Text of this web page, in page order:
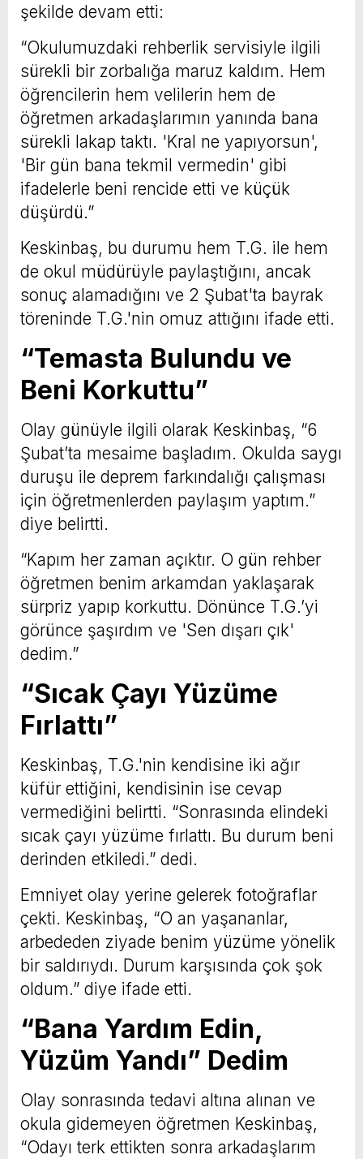
şekilde devam etti:
“Okulumuzdaki rehberlik servisiyle ilgili
sürekli bir zorbalığa maruz kaldım. Hem
öğrencilerin hem velilerin hem de
öğretmen arkadaşlarımın yanında bana
sürekli lakap taktı. 'Kral ne yapıyorsun',
'Bir gün bana tekmil vermedin' gibi
ifadelerle beni rencide etti ve küçük
düşürdü.”
Keskinbaş, bu durumu hem T.G. ile hem
de okul müdürüyle paylaştığını, ancak
sonuç alamadığını ve 2 Şubat'ta bayrak
töreninde T.G.'nin omuz attığını ifade etti.
“Temasta Bulundu ve
Beni Korkuttu”
Olay günüyle ilgili olarak Keskinbaş, “6
Şubat’ta mesaime başladım. Okulda saygı
duruşu ile deprem farkındalığı çalışması
için öğretmenlerden paylaşım yaptım.”
diye belirtti.
“Kapım her zaman açıktır. O gün rehber
öğretmen benim arkamdan yaklaşarak
sürpriz yapıp korkuttu. Dönünce T.G.’yi
görünce şaşırdım ve 'Sen dışarı çık'
dedim.”
“Sıcak Çayı Yüzüme
Fırlattı”
Keskinbaş, T.G.'nin kendisine iki ağır
küfür ettiğini, kendisinin ise cevap
vermediğini belirtti. “Sonrasında elindeki
sıcak çayı yüzüme fırlattı. Bu durum beni
derinden etkiledi.” dedi.
Emniyet olay yerine gelerek fotoğraflar
çekti. Keskinbaş, “O an yaşananlar,
arbededen ziyade benim yüzüme yönelik
bir saldırıydı. Durum karşısında çok şok
oldum.” diye ifade etti.
“Bana Yardım Edin,
Yüzüm Yandı” Dedim
Olay sonrasında tedavi altına alınan ve
okula gidemeyen öğretmen Keskinbaş,
“Odayı terk ettikten sonra arkadaşlarım